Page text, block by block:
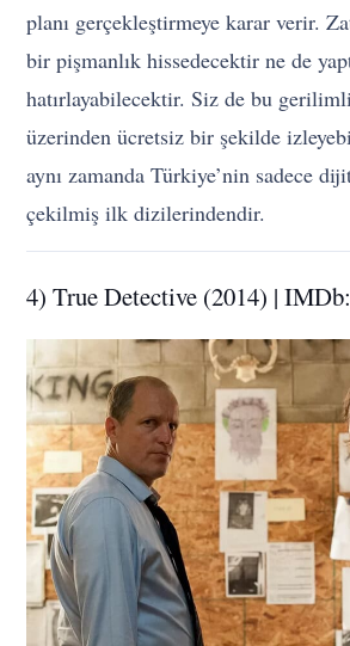
planı gerçekleştirmeye karar verir.
bir pişmanlık hissedecektir ne de
hatırlayabilecektir. Siz de bu
üzerinden ücretsiz bir şekilde
aynı zamanda Türkiye’nin sadece
çekilmiş ilk dizilerindendir.
4) True Detective (2014) |